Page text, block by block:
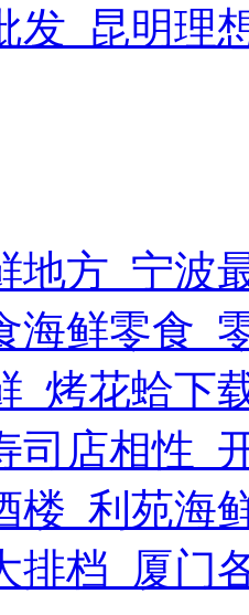
发_昆明理
地方_宁波
海鲜零食_
_烤花蛤下
司店相性_
楼_利苑海
排档_厦门